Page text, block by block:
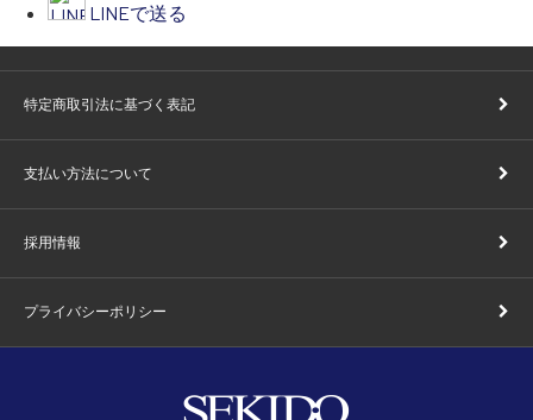
LINEで送る
特定商取引法に基づく表記
支払い方法について
採用情報
プライバシーポリシー